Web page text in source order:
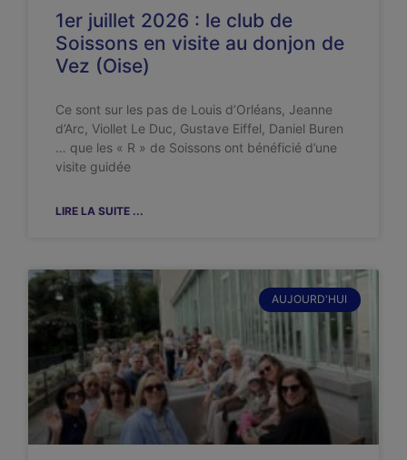
1er juillet 2026 : le club de
Soissons en visite au donjon de
Vez (Oise)
Ce sont sur les pas de Louis d’Orléans, Jeanne
d’Arc, Viollet Le Duc, Gustave Eiffel, Daniel Buren
… que les « R » de Soissons ont bénéficié d’une
visite guidée
LIRE LA SUITE ...
AUJOURD'HUI